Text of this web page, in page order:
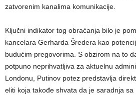
zatvorenim kanalima komunikacije.
Ključni indikator tog obraćanja bilo je
kancelara Gerharda Šredera kao
budućim pregovorima. S obzirom na to
potpuno neprihvatljiva za aktuelnu
Londonu, Putinov potez predstavlja
eliti koja takođe shvata da je saradnja